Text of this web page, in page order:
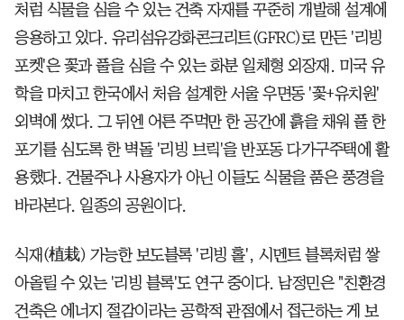
처럼 식물을 심을 수 있는 건축 자재를 꾸준히 개발해 설계에
응용하고 있다. 유리섬유강화콘크리트(GFRC)로 만든 '리빙
포켓'은 꽃과 풀을 심을 수 있는 화분 일체형 외장재. 미국 유
학을 마치고 한국에서 처음 설계한 서울 우면동 '꽃+유치원'
외벽에 썼다. 그 뒤엔 어른 주먹만 한 공간에 흙을 채워 풀 한
포기를 심도록 한 벽돌 '리빙 브릭'을 반포동 다가구주택에 활
용했다. 건물주나 사용자가 아닌 이들도 식물을 품은 풍경을
바라본다. 일종의 공원이다.
식재(植栽) 가능한 보도블록 '리빙 홀', 시멘트 블록처럼 쌓
아올릴 수 있는 '리빙 블록'도 연구 중이다. 남정민은 "친환경
건축은 에너지 절감이라는 공학적 관점에서 접근하는 게 보